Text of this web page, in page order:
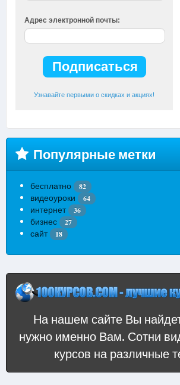
Адрес электронной почты:
Узнавайте первыми о скидках и акциях!
Популярные метки
бесплатно 82
видеоуроки 64
интернет 36
бизнес 27
сайт 18
На нашем сайте Вы
нужно именно Вам. Сотни
курсов на различные